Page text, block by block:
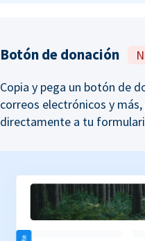
Botón de donación
Copia y pega un botón de
correos electrónicos y
directamente a tu